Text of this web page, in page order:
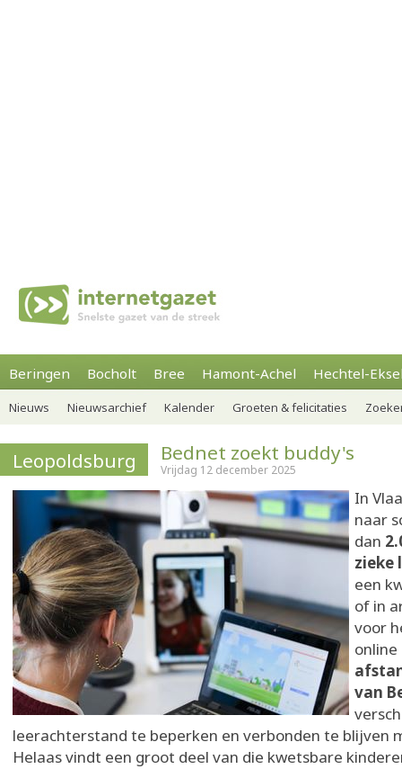
Beringen Bocholt Bree Hamont-Achel Hechtel-
Nieuws Nieuwsarchief Kalender Groeten & felicitaties
Leopoldsburg Bednet zoekt buddy's
Vrijdag 12 december 2025
In
naar
dan
zieke
een
of in
voor
online
van
leerachterstand te beperken en verbonden te blijven
Helaas vindt een groot deel van die kwetsbare